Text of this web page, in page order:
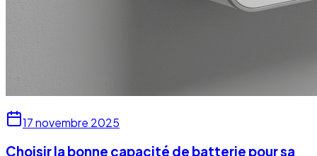
17 novembre 2025
Choisir la bonne capacité de batterie pour sa